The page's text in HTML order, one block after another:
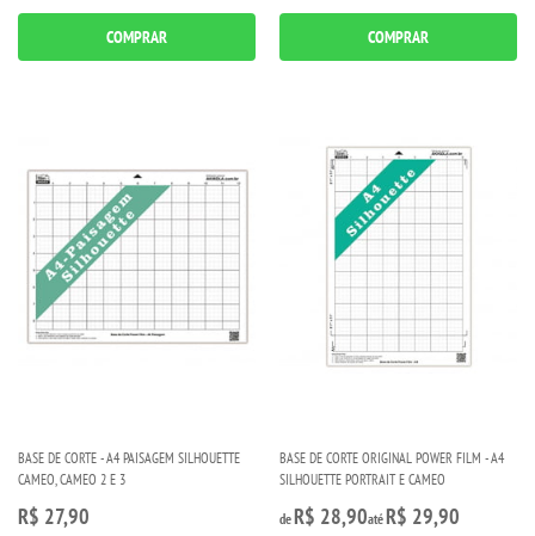
COMPRAR COMPRAR
BASE DE CORTE - A4 PAISAGEM SILHOUETTE
CAMEO, CAMEO 2 E 3
R$ 27,90
BASE DE CORTE ORIGINAL POWER FILM - A4
SILHOUETTE PORTRAIT E CAMEO
deR$ 28,90atéR$ 29,90